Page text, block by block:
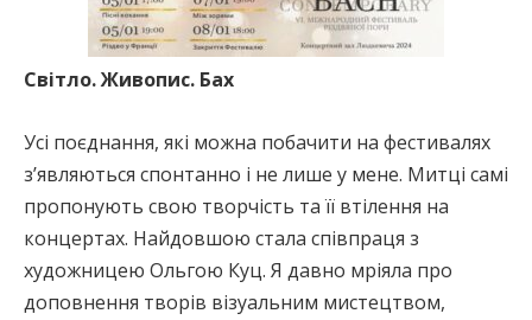
Світло. Живопис. Бах
Усі поєднання, які можна побачити на фестивалях
зʼявляються спонтанно і не лише у мене. Митці самі
пропонують свою творчість та її втілення на
концертах. Найдовшою стала співпраця з
художницею Ольгою Куц. Я давно мріяла про
доповнення творів візуальним мистецтвом,